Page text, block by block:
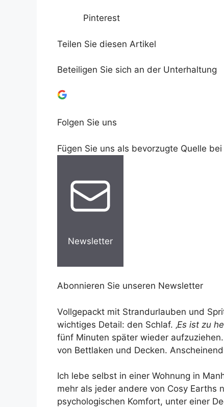
Pinterest
Teilen Sie diesen Artikel
Beteiligen Sie sich an der Unterhaltung
Folgen Sie uns
Fügen Sie uns als bevorzugte Quelle
Newsletter
Abonnieren Sie unseren Newsletter
Vollgepackt mit Strandurlauben und
wichtiges Detail: den Schlaf. ‚Es ist zu
fünf Minuten später wieder
von Bettlaken und Decken.
Ich lebe selbst in einer Wohnung in
mehr als jeder andere von Cosy
psychologischen Komfort, unter einer